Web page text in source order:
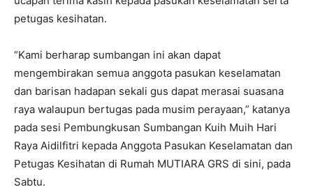
petugas kesihatan.
“Kami berharap sumbangan ini akan dapat
mengembirakan semua anggota pasukan keselamatan
dan barisan hadapan sekali gus dapat merasai suasana
raya walaupun bertugas pada musim perayaan,” katanya
pada sesi Pembungkusan Sumbangan Kuih Muih Hari
Raya Aidilfitri kepada Anggota Pasukan Keselamatan dan
Petugas Kesihatan di Rumah MUTIARA GRS di sini, pada
Sabtu.